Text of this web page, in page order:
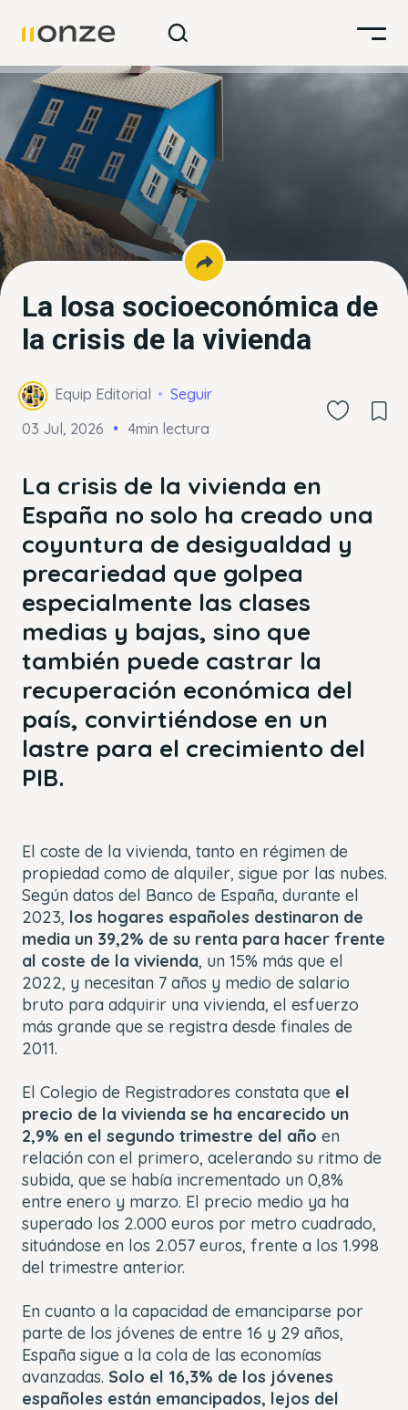
La losa socioeconómica de
la crisis de la vivienda
Equip Editorial
Seguir
03 Jul, 2026
4min lectura
La crisis de la vivienda en
España no solo ha creado una
coyuntura de desigualdad y
precariedad que golpea
especialmente las clases
medias y bajas, sino que
también puede castrar la
recuperación económica del
país, convirtiéndose en un
lastre para el crecimiento del
PIB.
El coste de la vivienda, tanto en régimen de
propiedad como de alquiler, sigue por las nubes.
Según datos del Banco de España, durante el
2023, los hogares españoles destinaron de
media un 39,2% de su renta para hacer frente
al coste de la vivienda, un 15% más que el
2022, y necesitan 7 años y medio de salario
bruto para adquirir una vivienda, el esfuerzo
más grande que se registra desde finales de
2011.
El Colegio de Registradores constata que el
precio de la vivienda se ha encarecido un
2,9% en el segundo trimestre del año en
relación con el primero, acelerando su ritmo de
subida, que se había incrementado un 0,8%
entre enero y marzo. El precio medio ya ha
superado los 2.000 euros por metro cuadrado,
situándose en los 2.057 euros, frente a los 1.998
del trimestre anterior.
En cuanto a la capacidad de emanciparse por
parte de los jóvenes de entre 16 y 29 años,
España sigue a la cola de las economías
avanzadas. Solo el 16,3% de los jóvenes
españoles están emancipados, lejos del